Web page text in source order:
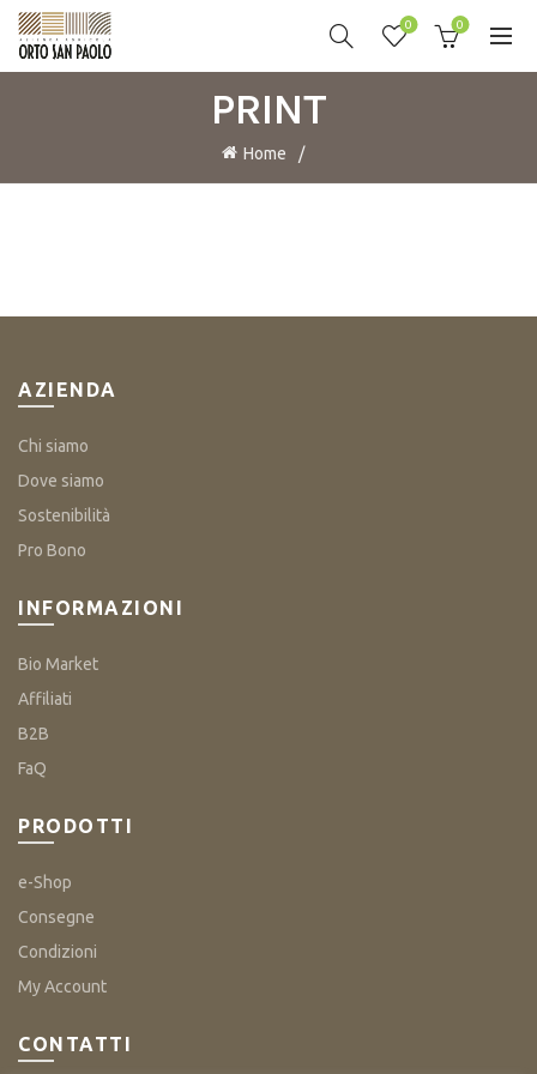
0 0
PRINT
Home
AZIENDA
Chi siamo
Dove siamo
Sostenibilità
Pro Bono
INFORMAZIONI
Bio Market
Affiliati
B2B
FaQ
PRODOTTI
e-Shop
Consegne
Condizioni
My Account
CONTATTI